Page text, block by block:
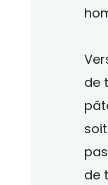
de
de